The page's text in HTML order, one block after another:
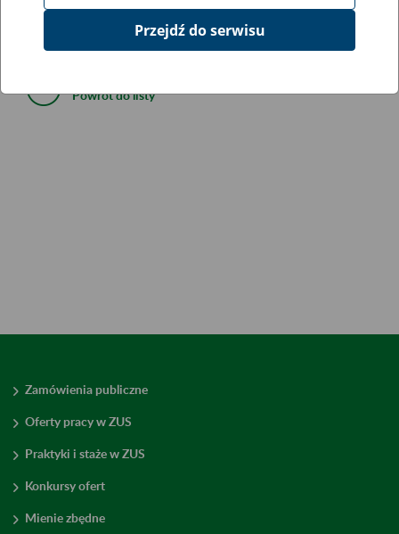
Powrót do listy
Zamówienia publiczne
Oferty pracy w ZUS
Praktyki i staże w ZUS
Konkursy ofert
Mienie zbędne
Przejdź do serwisu